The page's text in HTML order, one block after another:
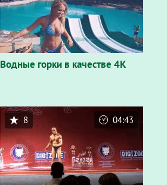
Водные горки в качестве 4K
8 04:43